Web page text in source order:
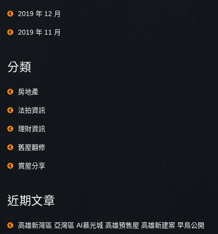
2019 年 12 月
2019 年 11 月
分類
房地產
法拍資訊
理財資訊
舊屋翻修
賞屋分享
近期文章
高雄新灣區 亞灣區 AI慕光城 高雄預售屋 高雄新建案 早鳥公開